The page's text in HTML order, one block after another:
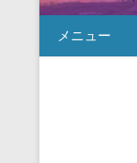
メニュー